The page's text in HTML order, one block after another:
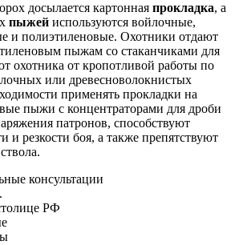
досылается картонная прокладка, а
пыжей используются войлочные,
и полиэтиленовые. Охотники отдают
пыжам со стаканчиками для
охотника от кропотливой работы по
или древесноволокнистых
применять прокладки на
пыжи с концентраторами для дроби
патронов, способствуют
резкости боя, а также препятствуют
консультации
РФ